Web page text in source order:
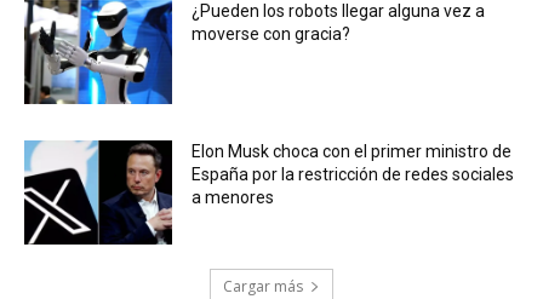
¿Pueden los robots llegar alguna vez a
moverse con gracia?
Elon Musk choca con el primer ministro de
España por la restricción de redes sociales
a menores
Cargar más